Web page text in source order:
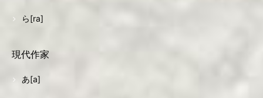
ら[ra]
現代作家
あ[a]